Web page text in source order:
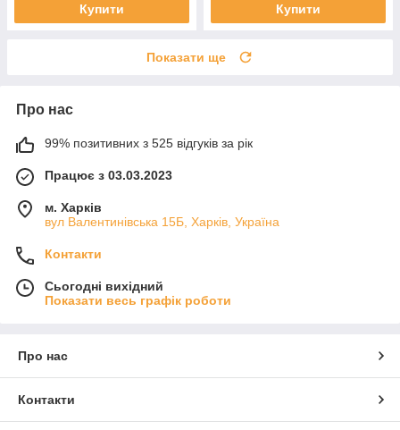
Купити Купити
Показати ще
Про нас
99% позитивних з 525 відгуків за рік
Працює з 03.03.2023
м. Харків
вул Валентинівська 15Б, Харків, Україна
Контакти
Сьогодні вихідний
Показати весь графік роботи
Про нас
Контакти